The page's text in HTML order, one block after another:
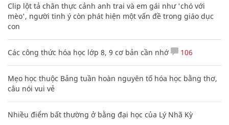
Clip lột tả chân thực cảnh anh trai và em gái như 'chó với
mèo', người tinh ý còn phát hiện một vấn đề trong giáo dục
con
Các công thức hóa học lớp 8, 9 cơ bản cần nhớ 106
Mẹo học thuộc Bảng tuần hoàn nguyên tố hóa học bằng thơ,
câu nói vui vẻ
Nhiều điểm bất thường ở bằng đại học của Lý Nhã Kỳ